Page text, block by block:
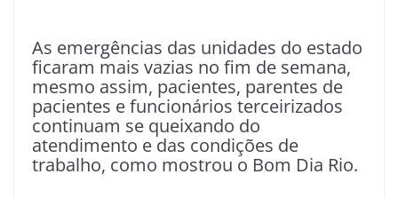
As emergências das unidades do estado
ficaram mais vazias no fim de semana,
mesmo assim, pacientes, parentes de
pacientes e funcionários terceirizados
continuam se queixando do
atendimento e das condições de
trabalho, como mostrou o Bom Dia Rio.